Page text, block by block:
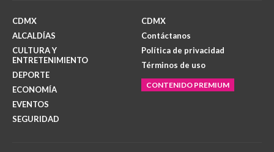
CDMX
ALCALDÍAS
CULTURA Y
ENTRETENIMIENTO
DEPORTE
ECONOMÍA
EVENTOS
SEGURIDAD
CDMX
Contáctanos
Política de privacidad
Términos de uso
CONTENIDO PREMIUM